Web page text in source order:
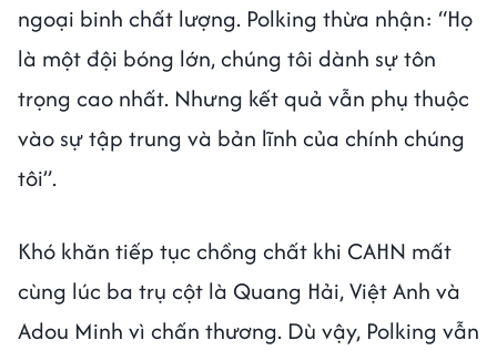
ngoại binh chất lượng. Polking thừa nhận: “Họ
là một đội bóng lớn, chúng tôi dành sự tôn
trọng cao nhất. Nhưng kết quả vẫn phụ thuộc
vào sự tập trung và bản lĩnh của chính chúng
tôi”.
Khó khăn tiếp tục chồng chất khi CAHN mất
cùng lúc ba trụ cột là Quang Hải, Việt Anh và
Adou Minh vì chấn thương. Dù vậy, Polking vẫn